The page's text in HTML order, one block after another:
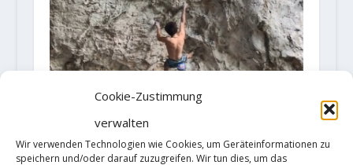
Cookie-Zustimmung
verwalten
Wir verwenden Technologien wie Cookies, um Geräteinformationen zu
speichern und/oder darauf zuzugreifen. Wir tun dies, um das